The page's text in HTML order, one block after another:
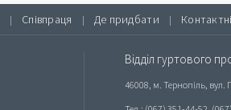
| Співпраця | Де придбати |
Відділ гуртового
46008, м. Тернопіль, вул.